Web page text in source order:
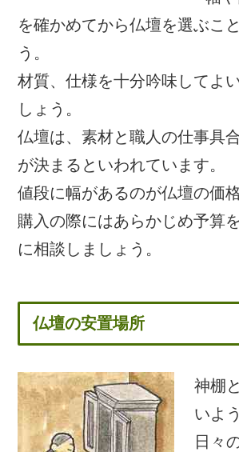
を確かめてから仏壇を選ぶこ
う。
材質、仕様を十分吟味してよ
しょう。
仏壇は、素材と職人の仕事具
が決まるといわれています。
値段に幅があるのが仏壇の価格
購入の際にはあらかじめ予算
に相談しましょう。
仏壇の安置場所
神棚
いよ
日々